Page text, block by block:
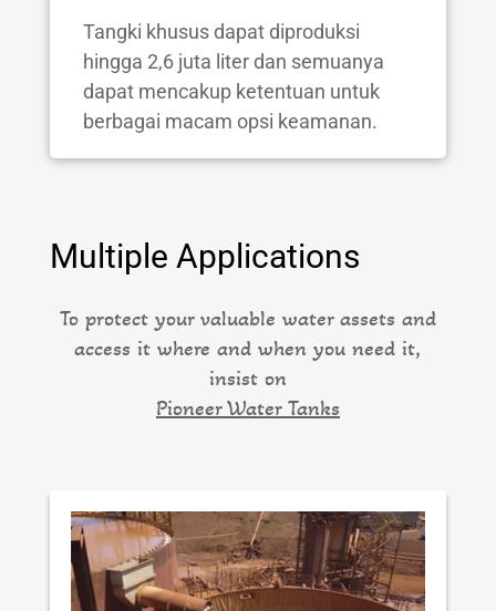
Tangki khusus dapat diproduksi
hingga 2,6 juta liter dan semuanya
dapat mencakup ketentuan untuk
berbagai macam opsi keamanan.
Multiple Applications
To protect your valuable water assets and
access it where and when you need it,
insist on
Pioneer Water Tanks